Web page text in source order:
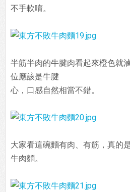
不手軟唷。
半筋半肉的牛腱肉看起來橙色就
位應該是牛腱
心，口感自然相當不錯。
大家看這碗麵有肉、有筋，真的
牛肉麵。